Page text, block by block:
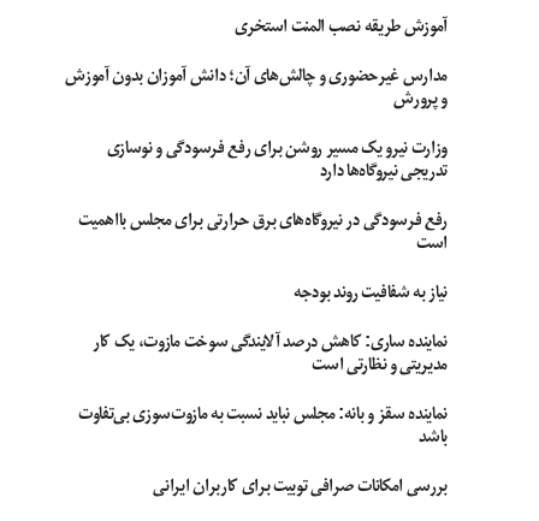
آموزش طریقه نصب المنت استخری
مدارس غیرحضوری و چالش‌های آن؛ دانش آموزان بدون آموزش
و پرورش
وزارت نیرو یک مسیر روشن برای رفع فرسودگی و نوسازی
تدریجی نیروگاه‌ها دارد
رفع فرسودگی در نیروگاه‌های برق حرارتی برای مجلس بااهمیت
است
نیاز به شفافیت روند بودجه
نماینده ساری: کاهش درصد آلایندگی سوخت مازوت، یک کار
مدیریتی و نظارتی است
نماینده سقز و بانه: مجلس نباید نسبت به مازوت‌سوزی بی‌تفاوت
باشد
بررسی امکانات صرافی توبیت برای کاربران ایرانی